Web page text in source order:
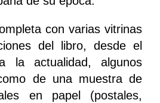
con varias vitrinas
del libro, desde el
la actualidad, algunos
de una muestra de
en papel (postales,